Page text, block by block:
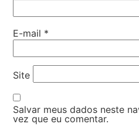
E-mail *
Site
Salvar meus dados neste
vez que eu comentar.